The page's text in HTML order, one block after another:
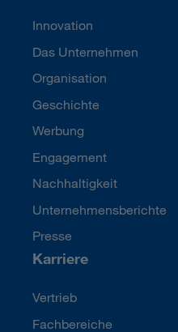
Innovation
Das Unternehmen
Organisation
Geschichte
Werbung
Engagement
Nachhaltigkeit
Unternehmensberichte
Presse
Karriere
Vertrieb
Fachbereiche